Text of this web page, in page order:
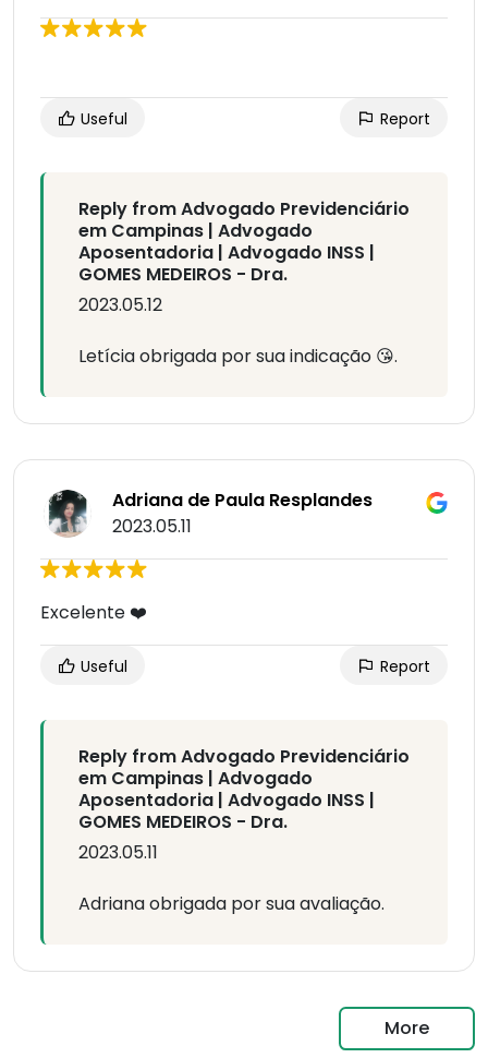
Useful Report
Reply from Advogado Previdenciário
em Campinas | Advogado
Aposentadoria | Advogado INSS |
GOMES MEDEIROS - Dra.
2023.05.12
Letícia obrigada por sua indicação 😘.
Adriana de Paula Resplandes
2023.05.11
Excelente ❤️
Useful Report
Reply from Advogado Previdenciário
em Campinas | Advogado
Aposentadoria | Advogado INSS |
GOMES MEDEIROS - Dra.
2023.05.11
Adriana obrigada por sua avaliação.
More